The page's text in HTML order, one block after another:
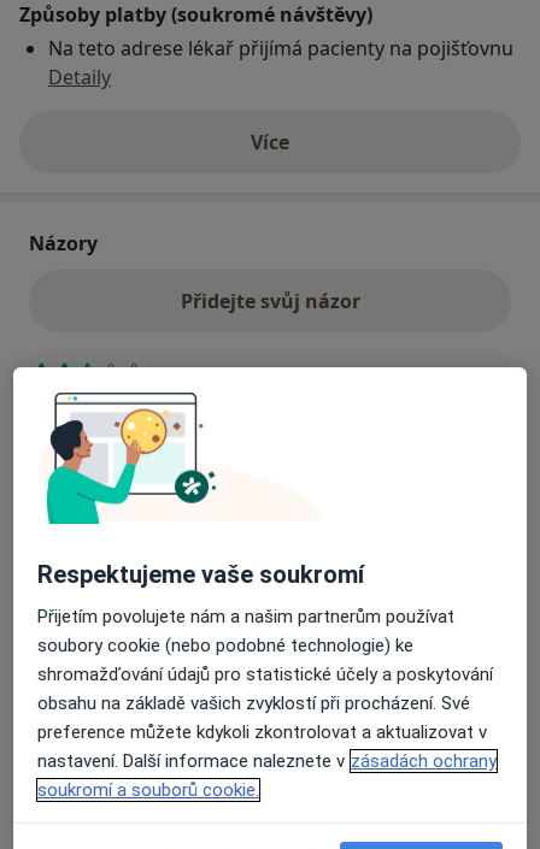
Způsoby platby (soukromé návštěvy)
Na teto adrese lékař přijímá pacienty na pojišťovnu
Detaily
Víceo adrese
Názory
Přidejte svůj názor
16 názorů
Recenze pacientů jsou pro nás důležité.
Specialisté nemají možnost zaplatit za
Další informace.Další informace o názorech
Hledejte v názorech
Respektujeme vaše soukromí
Přijetím povolujete nám a našim partnerům používat
soubory cookie (nebo podobné technologie) ke
shromažďování údajů pro statistické účely a poskytování
obsahu na základě vašich zvyklostí při procházení. Své
preference můžete kdykoli zkontrolovat a aktualizovat v
nastavení. Další informace naleznete v zásadách ochrany
soukromí a souborů cookie.